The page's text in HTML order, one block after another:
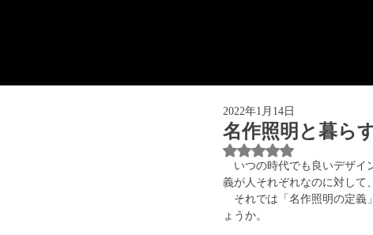
名作照明と暮ら
2022年1月14日
5つ星のうちNaNと評
いつの時代でも良いデザイ
義が人それぞれなのに対して
それでは「名作照明の定義
ょうか。